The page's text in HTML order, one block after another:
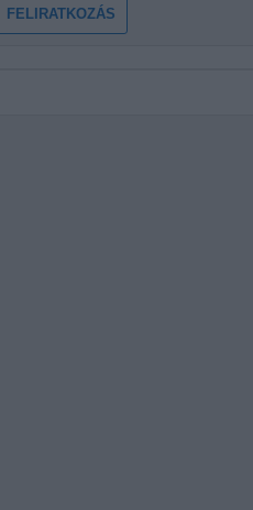
FELIRATKOZÁS